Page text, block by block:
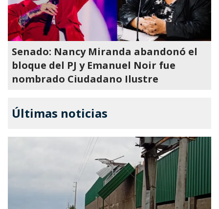
Senado: Nancy Miranda abandonó el
bloque del PJ y Emanuel Noir fue
nombrado Ciudadano Ilustre
Últimas noticias